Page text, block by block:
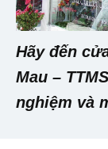
Hãy đến
Mau –
nghiệm và